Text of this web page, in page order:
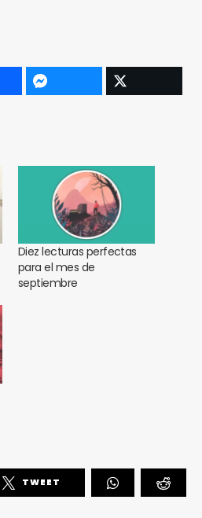
Diez lecturas perfectas
para el mes de
septiembre
TWEET